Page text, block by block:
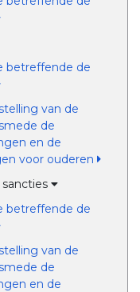
betreffende de
van de
de
en de
voor ouderen
sancties
betreffende de
van de
de
en de